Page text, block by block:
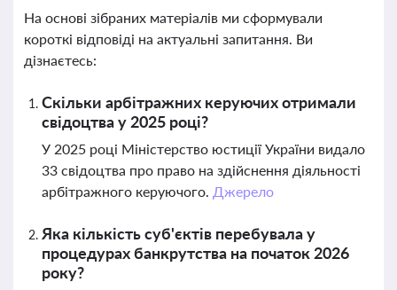
На основі зібраних матеріалів ми сформували
короткі відповіді на актуальні запитання. Ви
дізнаєтесь:
Скільки арбітражних керуючих отримали
свідоцтва у 2025 році?
У 2025 році Міністерство юстиції України видало
33 свідоцтва про право на здійснення діяльності
арбітражного керуючого. Джерело
Яка кількість суб'єктів перебувала у
процедурах банкрутства на початок 2026
року?